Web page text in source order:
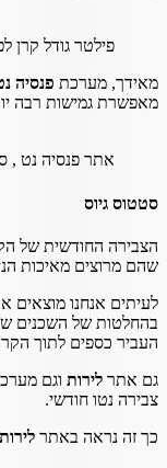
פילטר גודל קרן
מאידך, מערכת פנסיה
מאפשרת גמישות רבה
אתר פנסיה נט ,
סטטוס גיוס
הצבירה החודשית של
שהם מרוצים מאיכות
לעיתים אנחנו מוצאים
בהחלטות של השכנים
העביר כספים לתוך
גם אתר לירות וגם
צבירה נטו חודשי.
כך זה נראה באתר לירות